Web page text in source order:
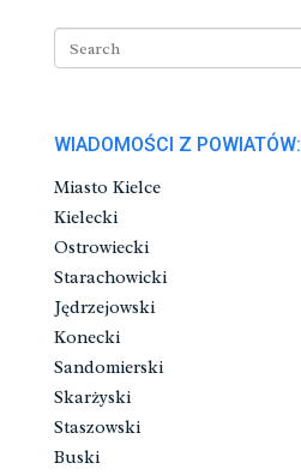
WIADOMOŚCI Z POWIATÓW:
Miasto Kielce
Kielecki
Ostrowiecki
Starachowicki
Jędrzejowski
Konecki
Sandomierski
Skarżyski
Staszowski
Buski